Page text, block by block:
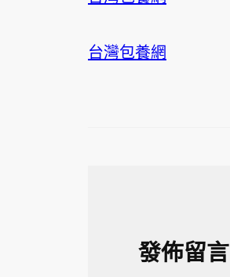
台灣包養網
發佈留言